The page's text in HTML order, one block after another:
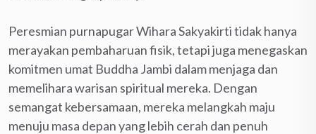
Peresmian purnapugar Wihara Sakyakirti tidak hanya
merayakan pembaharuan fisik, tetapi juga menegaskan
komitmen umat Buddha Jambi dalam menjaga dan
memelihara warisan spiritual mereka. Dengan
semangat kebersamaan, mereka melangkah maju
menuju masa depan yang lebih cerah dan penuh